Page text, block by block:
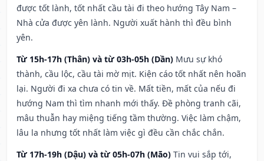
được tốt lành, tốt nhất cầu tài đi theo hướng Tây Nam –
Nhà cửa được yên lành. Người xuất hành thì đều bình
yên.
Từ 15h-17h (Thân) và từ 03h-05h (Dần) Mưu sự khó
thành, cầu lộc, cầu tài mờ mịt. Kiện cáo tốt nhất nên hoãn
lại. Người đi xa chưa có tin về. Mất tiền, mất của nếu đi
hướng Nam thì tìm nhanh mới thấy. Đề phòng tranh cãi,
mâu thuẫn hay miệng tiếng tầm thường. Việc làm chậm,
lâu la nhưng tốt nhất làm việc gì đều cần chắc chắn.
Từ 17h-19h (Dậu) và từ 05h-07h (Mão) Tin vui sắp tới,